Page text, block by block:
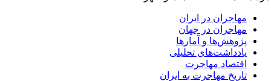
مهاجران در ایران
مهاجران در جهان
پژوهش‌ها و آمارها
یادداشت‌های تحلیلی
اقتصاد مهاجرت
تاریخ مهاجرت به ایران